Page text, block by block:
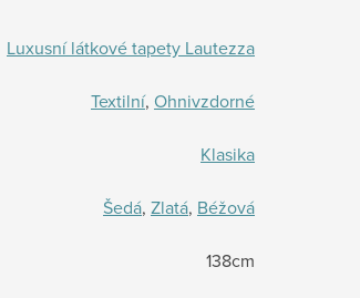
Luxusní látkové tapety Lautezza
Textilní, Ohnivzdorné
Klasika
Šedá, Zlatá, Béžová
138cm